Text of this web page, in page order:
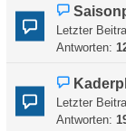
Letzter
Antworten:
Letzter
Antworten: